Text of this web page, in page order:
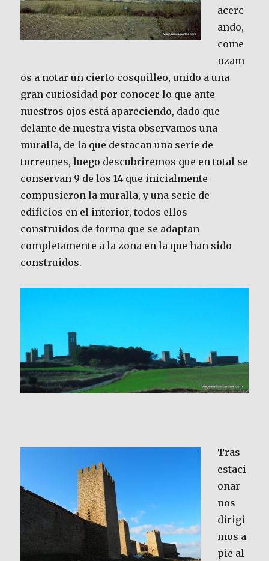
acerc
ando,
come
nzam
os a notar un cierto cosquilleo, unido a una
gran curiosidad por conocer lo que ante
nuestros ojos está apareciendo, dado que
delante de nuestra vista observamos una
muralla, de la que destacan una serie de
torreones, luego descubriremos que en total se
conservan 9 de los 14 que inicialmente
compusieron la muralla, y una serie de
edificios en el interior, todos ellos
construidos de forma que se adaptan
completamente a la zona en la que han sido
construidos.
Tras
estaci
onar
nos
dirigi
mos a
pie al